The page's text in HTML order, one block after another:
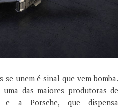
se unem é sinal que vem bomba.
uma das maiores produtoras de
a Porsche, que dispensa